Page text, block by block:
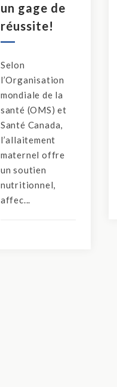
un gage de
réussite!
Selon
l’Organisation
mondiale de la
santé (OMS) et
Santé Canada,
l’allaitement
maternel offre
un soutien
nutritionnel,
affec...